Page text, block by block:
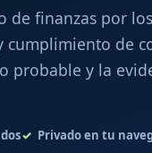
de finanzas por
cumplimiento de
probable y la
Privado en tu